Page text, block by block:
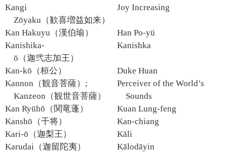
Kangi
Zōyaku（歓喜増益如来）
Joy Increasing
Kan Hakuyu（漢伯瑜）
Han Po-yü
Kanishika-
ō（迦弐志加王）
Kanishka
Kan-kō（桓公）
Duke Huan
Kannon（観音菩薩）;
Kanzeon（観世音菩薩）
Perceiver of the World’s
Sounds
Kan Ryūhō（関竜蓬）
Kuan Lung-feng
Kanshō（干将）
Kan-chiang
Kari-ō（迦梨王）
Kāli
Karudai（迦留陀夷）
Kālodāyin